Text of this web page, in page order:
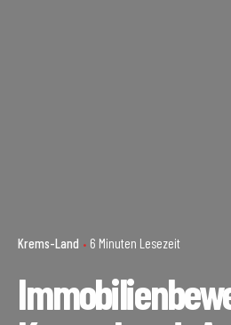
Krems-Land 6 Minuten Lesezeit